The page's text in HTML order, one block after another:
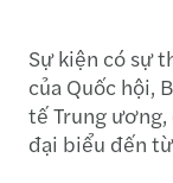
Sự kiện có sự
của Quốc hội,
tế Trung
đại biểu đến